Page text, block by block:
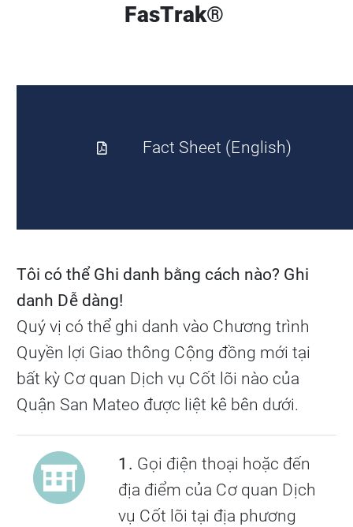
FasTrak®
Fact Sheet (English)
Tôi có thể Ghi danh bằng cách nào? Ghi
danh Dễ dàng!
Quý vị có thể ghi danh vào Chương trình
Quyền lợi Giao thông Cộng đồng mới tại
bất kỳ Cơ quan Dịch vụ Cốt lõi nào của
Quận San Mateo được liệt kê bên dưới.
1. Gọi điện thoại hoặc đến
địa điểm của Cơ quan Dịch
vụ Cốt lõi tại địa phương